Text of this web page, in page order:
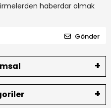
haberdar olmak
Gönder